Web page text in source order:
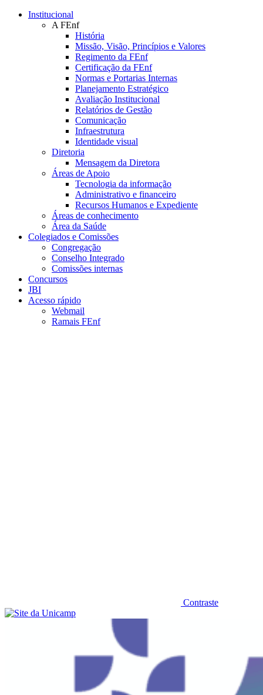
Conteúdo principal
Institucional
A FEnf
História
Missão, Visão, Princípios e Valores
Regimento da FEnf
Certificação da FEnf
Normas e Portarias Internas
Planejamento Estratégico
Avaliação Institucional
Relatórios de Gestão
Comunicação
Infraestrutura
Identidade visual
Diretoria
Mensagem da Diretora
Áreas de Apoio
Tecnologia da informação
Administrativo e financeiro
Recursos Humanos e Expediente
Áreas de conhecimento
Área da Saúde
Colegiados e Comissões
Congregação
Conselho Integrado
Comissões internas
Concursos
JBI
Acesso rápido
Webmail
Ramais FEnf
Contraste